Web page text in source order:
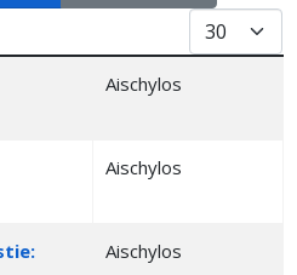
Anzeige #
Aischylos
Aischylos
Aischylos